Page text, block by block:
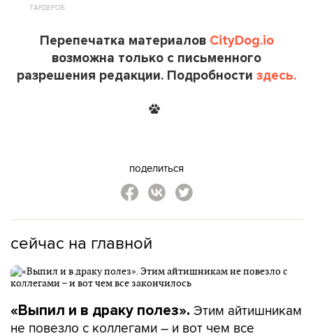
ГАРДЕРОБ
Перепечатка материалов CityDog.io
возможна только с письменного
разрешения редакции. Подробности здесь.
поделиться
сейчас на главной
«Выпил и в драку полез». Этим айтишникам
не повезло с коллегами – и вот чем все